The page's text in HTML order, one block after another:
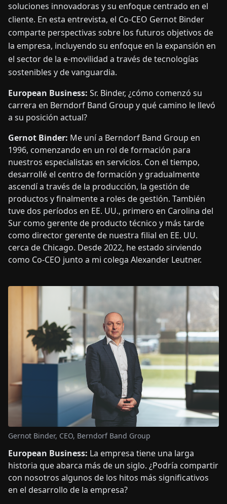
soluciones innovadoras y su enfoque centrado en el
cliente. En esta entrevista, el Co-CEO Gernot Binder
comparte perspectivas sobre los futuros objetivos de
la empresa, incluyendo su enfoque en la expansión en
el sector de la e-movilidad a través de tecnologías
sostenibles y de vanguardia.
European Business: Sr. Binder, ¿cómo comenzó su
carrera en Berndorf Band Group y qué camino le llevó
a su posición actual?
Gernot Binder: Me uní a Berndorf Band Group en
1996, comenzando en un rol de formación para
nuestros especialistas en servicios. Con el tiempo,
desarrollé el centro de formación y gradualmente
ascendí a través de la producción, la gestión de
productos y finalmente a roles de gestión. También
tuve dos períodos en EE. UU., primero en Carolina del
Sur como gerente de producto técnico y más tarde
como director gerente de nuestra filial en EE. UU.
cerca de Chicago. Desde 2022, he estado sirviendo
como Co-CEO junto a mi colega Alexander Leutner.
Gernot Binder, CEO, Berndorf Band Group
European Business: La empresa tiene una larga
historia que abarca más de un siglo. ¿Podría compartir
con nosotros algunos de los hitos más significativos
en el desarrollo de la empresa?